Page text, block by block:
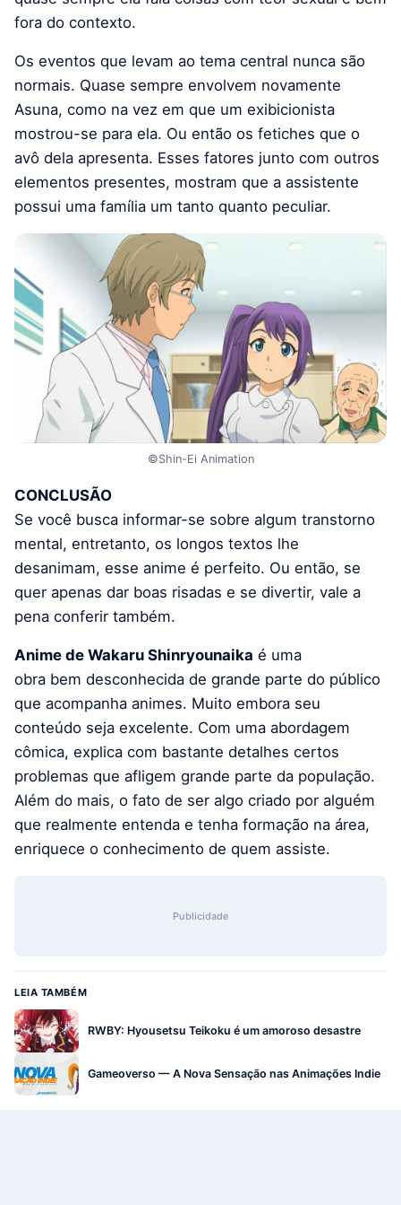
fora do contexto.
Os eventos que levam ao tema central nunca são
normais. Quase sempre envolvem novamente
Asuna, como na vez em que um exibicionista
mostrou-se para ela. Ou então os fetiches que o
avô dela apresenta. Esses fatores junto com outros
elementos presentes, mostram que a assistente
possui uma família um tanto quanto peculiar.
©Shin-Ei Animation
CONCLUSÃO
Se você busca informar-se sobre algum transtorno
mental, entretanto, os longos textos lhe
desanimam, esse anime é perfeito. Ou então, se
quer apenas dar boas risadas e se divertir, vale a
pena conferir também.
Anime de Wakaru Shinryounaika é uma
obra bem desconhecida de grande parte do público
que acompanha animes. Muito embora seu
conteúdo seja excelente. Com uma abordagem
cômica, explica com bastante detalhes certos
problemas que afligem grande parte da população.
Além do mais, o fato de ser algo criado por alguém
que realmente entenda e tenha formação na área,
enriquece o conhecimento de quem assiste.
Publicidade
LEIA TAMBÉM
RWBY: Hyousetsu Teikoku é um amoroso desastre
Gameoverso — A Nova Sensação nas Animações Indie